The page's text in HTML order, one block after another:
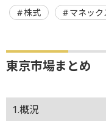
株式 マネック
東京市場まとめ
1.概況